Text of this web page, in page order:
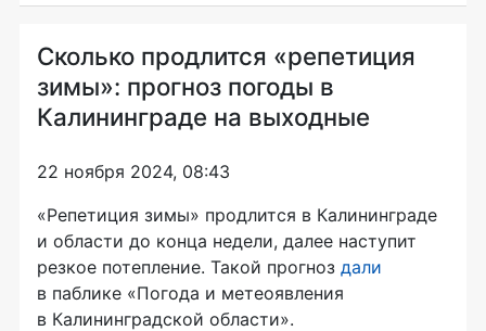
Сколько продлится «репетиция
зимы»: прогноз погоды в
Калининграде на выходные
22 ноября 2024, 08:43
«Репетиция зимы» продлится в Калининграде
и области до конца недели, далее наступит
резкое потепление. Такой прогноз дали
в паблике «Погода и метеоявления
в Калининградской области».